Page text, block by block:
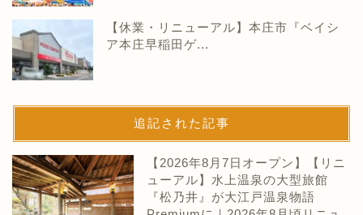
【休業・リニューアル】本庄市『ベイシ
ア本庄早稲田ゲ...
追記された記事
【2026年8月7日オープン】【リニ
ューアル】水上温泉の大型旅館
『松乃井』が大江戸温泉物語